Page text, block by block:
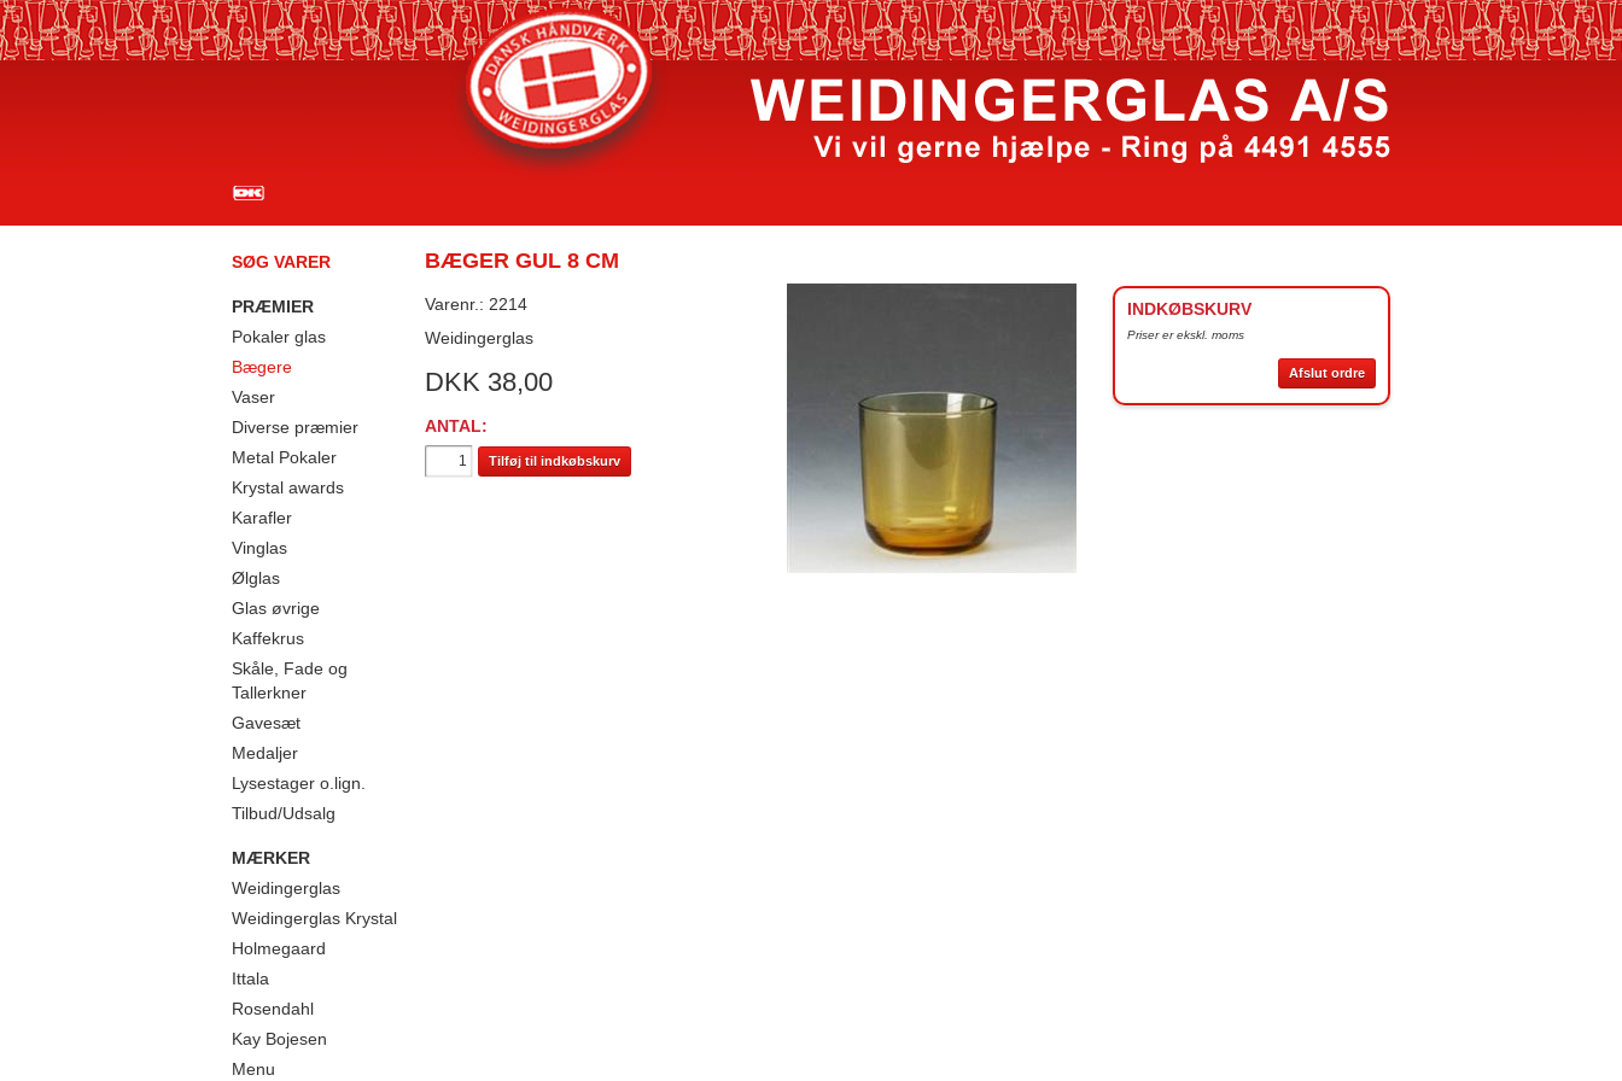
SØG VARER
PRÆMIER
Pokaler glas
Bægere
Vaser
Diverse præmier
Metal Pokaler
Krystal awards
Karafler
Vinglas
Ølglas
Glas øvrige
Kaffekrus
Skåle, Fade og
Tallerkner
Gavesæt
Medaljer
Lysestager o.lign.
Tilbud/Udsalg
MÆRKER
Weidingerglas
Weidingerglas Krystal
Holmegaard
Ittala
Rosendahl
Kay Bojesen
Menu
BÆGER GUL 8 CM
Varenr.: 2214
Weidingerglas
DKK 38,00
ANTAL:
Tilføj til indkøbskurv
INDKØBSKURV
Priser er ekskl. moms
Afslut ordre